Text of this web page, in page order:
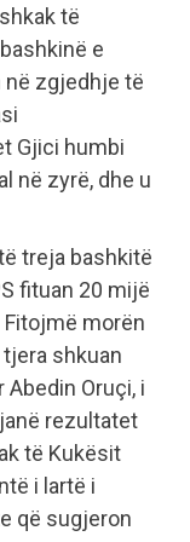
të
e
në zgjedhje të
Gjici humbi
në zyrë, dhe u
treja bashkitë
fituan 20 mijë
Fitojmë morën
shkuan
Oruçi, i
rezultatet
të Kukësit
i lartë i
që sugjeron